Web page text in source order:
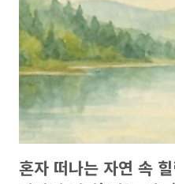
행동입니다.계속해서 타인을 위한
려도 괜찮은 사람”이라는 부정적인
혼자 떠나는 자연 속